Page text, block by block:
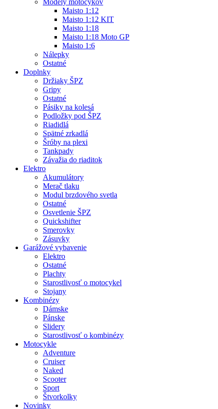
Modely motocykov
Maisto 1:12
Maisto 1:12 KIT
Maisto 1:18
Maisto 1:18 Moto GP
Maisto 1:6
Nálepky
Ostatné
Doplnky
Držiaky ŠPZ
Gripy
Ostatné
Pásiky na kolesá
Podložky pod ŠPZ
Riadidlá
Spätné zrkadlá
Šróby na plexi
Tankpady
Závažia do riaditok
Elektro
Akumulátory
Merač tlaku
Modul brzdového svetla
Ostatné
Osvetlenie ŠPZ
Quickshifter
Smerovky
Zásuvky
Garážové vybavenie
Elektro
Ostatné
Plachty
Starostlivosť o motocykel
Stojany
Kombinézy
Dámske
Pánske
Slidery
Starostlivosť o kombinézy
Motocykle
Adventure
Cruiser
Naked
Scooter
Sport
Štvorkolky
Novinky